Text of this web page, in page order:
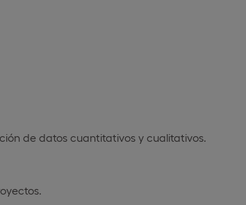
de datos cuantitativos y cualitativos.